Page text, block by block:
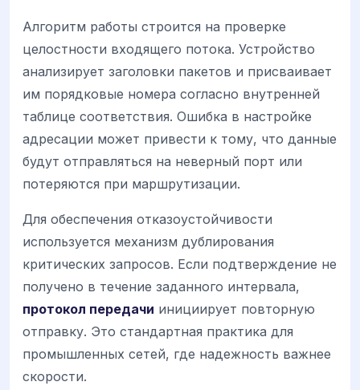
Алгоритм работы строится на проверке
целостности входящего потока. Устройство
анализирует заголовки пакетов и присваивает
им порядковые номера согласно внутренней
таблице соответствия. Ошибка в настройке
адресации может привести к тому, что данные
будут отправляться на неверный порт или
потеряются при маршрутизации.
Для обеспечения отказоустойчивости
используется механизм дублирования
критических запросов. Если подтверждение не
получено в течение заданного интервала,
протокол передачи инициирует повторную
отправку. Это стандартная практика для
промышленных сетей, где надежность важнее
скорости.